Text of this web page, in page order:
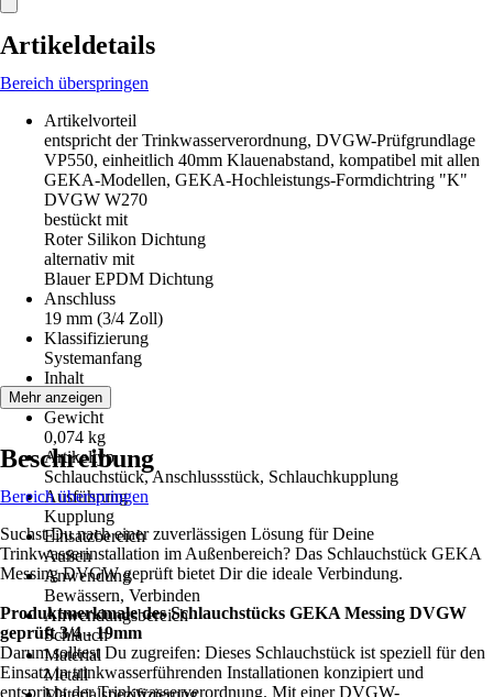
Artikeldetails
Bereich überspringen
Artikelvorteil
entspricht der Trinkwasserverordnung, DVGW-Prüfgrundlage
VP550, einheitlich 40mm Klauenabstand, kompatibel mit allen
GEKA-Modellen, GEKA-Hochleistungs-Formdichtring "K"
DVGW W270
bestückt mit
Roter Silikon Dichtung
alternativ mit
Blauer EPDM Dichtung
Anschluss
19 mm (3/4 Zoll)
Klassifizierung
Systemanfang
Inhalt
1 Stück
Gewicht
0,074 kg
Artikeltyp
Schlauchstück, Anschlussstück, Schlauchkupplung
Ausführung
Kupplung
Einsatzbereich
Außen
Anwendung
Bewässern, Verbinden
Anwendungsbereich
Schlauch
Material
Metall
Mehr anzeigen
Beschreibung
Bereich überspringen
Suchst Du nach einer zuverlässigen Lösung für Deine
Trinkwasserinstallation im Außenbereich? Das Schlauchstück GEKA
Messing DVGW geprüft bietet Dir die ideale Verbindung.
Produktmerkmale des Schlauchstücks GEKA Messing DVGW
geprüft 3/4 - 19mm
Darum solltest Du zugreifen: Dieses Schlauchstück ist speziell für den
Einsatz in trinkwasserführenden Installationen konzipiert und
entspricht der Trinkwasserverordnung. Mit einer DVGW-